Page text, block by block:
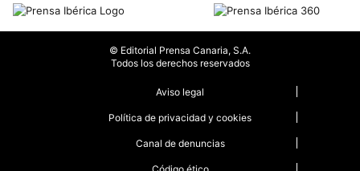
© Editorial Prensa Canaria, S.A.
Todos los derechos reservados
Aviso legal
Política de privacidad y cookies
Canal de denuncias